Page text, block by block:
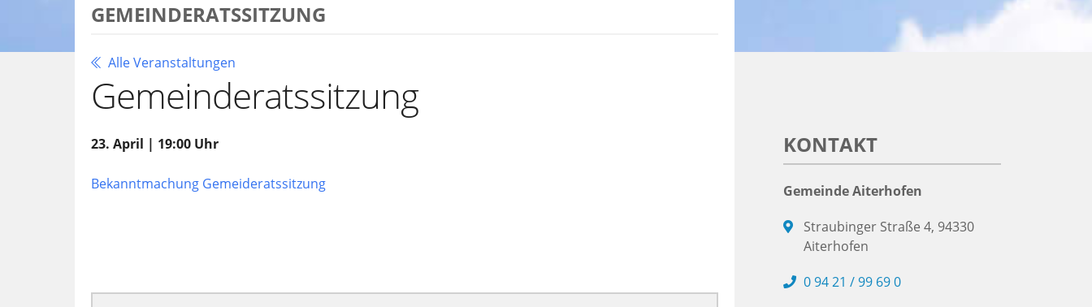
GEMEINDERATSSITZUNG
Alle Veranstaltungen
Gemeinderatssitzung
23. April | 19:00 Uhr
Bekanntmachung Gemeideratssitzung
KONTAKT
Gemeinde Aiterhofen
Straubinger Straße 4, 94330
Aiterhofen
0 94 21 / 99 69 0